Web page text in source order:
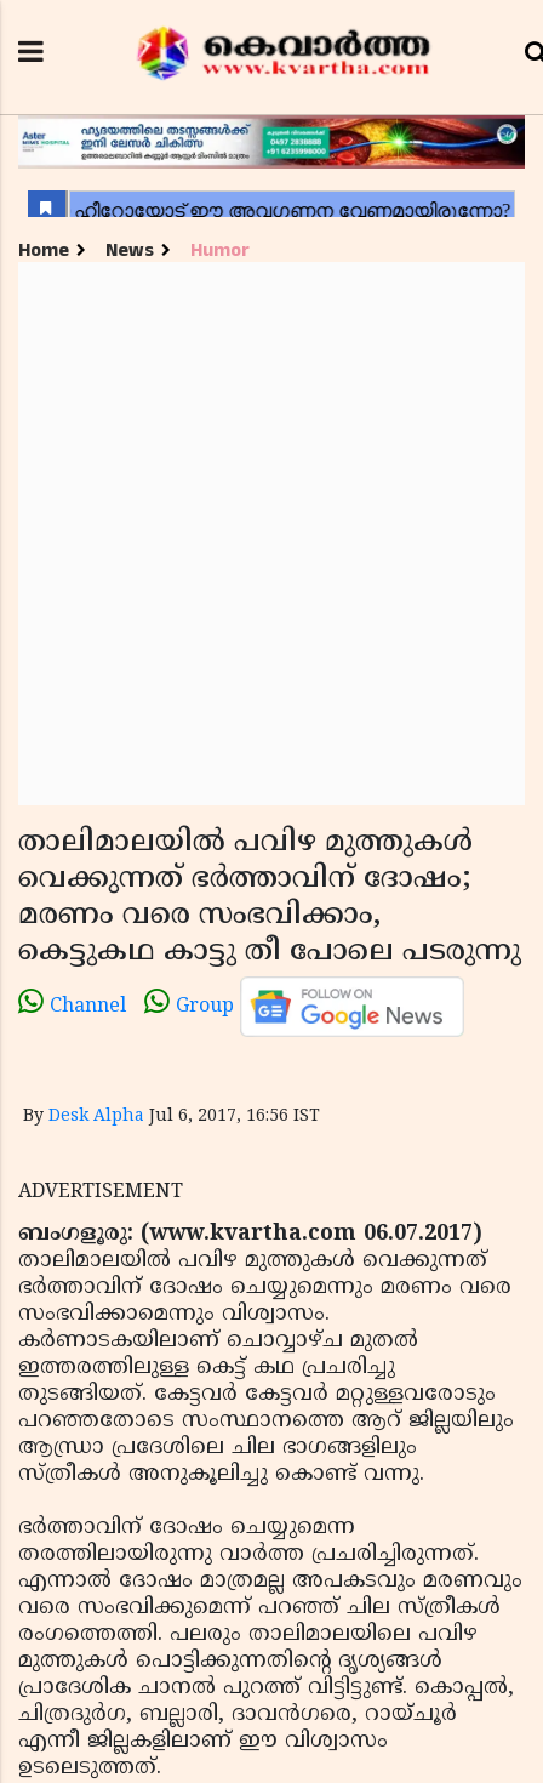
Home News Humor
താലിമാലയിൽ പവിഴ മുത്തുകൾ
വെക്കുന്നത് ഭർത്താവിന് ദോഷം;
മരണം വരെ സംഭവിക്കാം,
കെട്ടുകഥ കാട്ടു തീ പോലെ പടരുന്നു
Channel Group
By Desk Alpha Jul 6, 2017, 16:56 IST
ADVERTISEMENT
ബംഗളൂരു: (www.kvartha.com 06.07.2017)
താലിമാലയിൽ പവിഴ മുത്തുകൾ വെക്കുന്നത്
ഭർത്താവിന് ദോഷം ചെയ്യുമെന്നും മരണം വരെ
സംഭവിക്കാമെന്നും വിശ്വാസം.
കർണാടകയിലാണ് ചൊവ്വാഴ്ച മുതൽ
ഇത്തരത്തിലുള്ള കെട്ട് കഥ പ്രചരിച്ചു
തുടങ്ങിയത്. കേട്ടവർ കേട്ടവർ മറ്റുള്ളവരോടും
പറഞ്ഞതോടെ സംസ്ഥാനത്തെ ആറ് ജില്ലയിലും
ആന്ധ്രാ പ്രദേശിലെ ചില ഭാഗങ്ങളിലും
സ്ത്രീകൾ അനുകൂലിച്ചു കൊണ്ട് വന്നു.
ഭർത്താവിന് ദോഷം ചെയ്യുമെന്ന
തരത്തിലായിരുന്നു വാർത്ത പ്രചരിച്ചിരുന്നത്.
എന്നാൽ ദോഷം മാത്രമല്ല അപകടവും മരണവും
വരെ സംഭവിക്കുമെന്ന് പറഞ്ഞ് ചില സ്ത്രീകൾ
രംഗത്തെത്തി. പലരും താലിമാലയിലെ പവിഴ
മുത്തുകൾ പൊട്ടിക്കുന്നതിന്റെ ദൃശ്യങ്ങൾ
പ്രാദേശിക ചാനൽ പുറത്ത് വിട്ടിട്ടുണ്ട്. കൊപ്പൽ,
ചിത്രദുർഗ, ബല്ലാരി, ദാവൻഗരെ, റായ്ചൂർ
എന്നീ ജില്ലകളിലാണ് ഈ വിശ്വാസം
ഉടലെടുത്തത്.